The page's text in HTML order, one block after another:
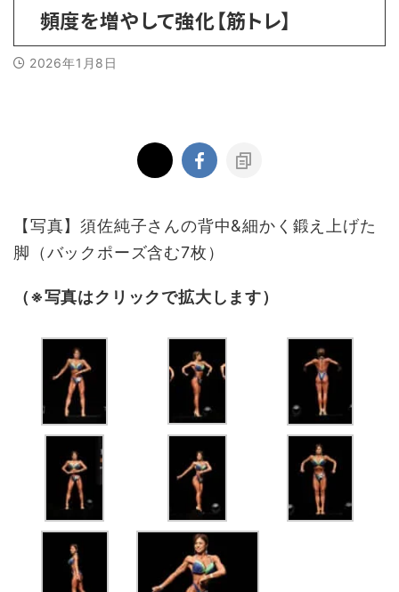
頻度を増やして強化【筋トレ】
2026年1月8日
【写真】須佐純子さんの背中&細かく鍛え上げた
脚（バックポーズ含む7枚）
（※写真はクリックで拡大します）